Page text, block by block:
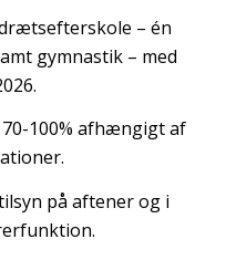
– én
gymnastik – med
100% afhængigt af
på aftener og i